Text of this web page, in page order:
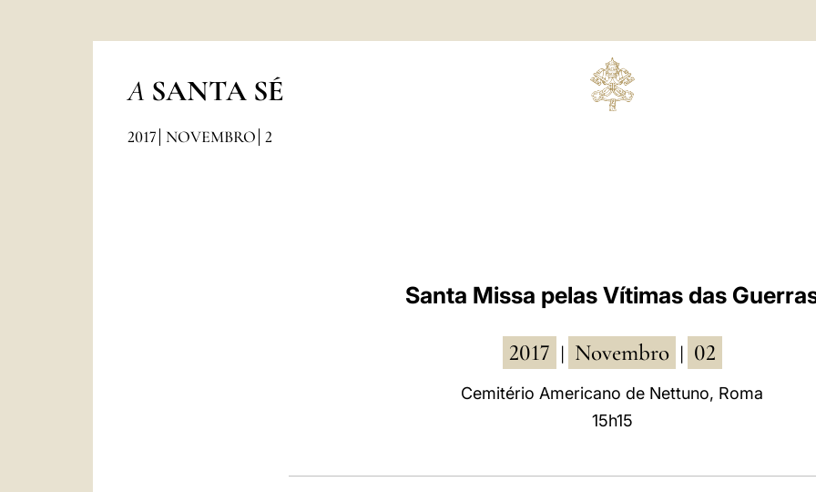
A SANTA SÉ
2017 NOVEMBRO 2
Santa Missa pelas Vítimas das
2017 Novembro 02
Cemitério Americano de Nettuno, Roma
15h15